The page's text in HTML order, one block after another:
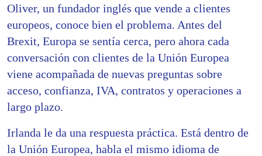
Oliver, un fundador inglés que vende a clientes
europeos, conoce bien el problema. Antes del
Brexit, Europa se sentía cerca, pero ahora cada
conversación con clientes de la Unión Europea
viene acompañada de nuevas preguntas sobre
acceso, confianza, IVA, contratos y operaciones a
largo plazo.
Irlanda le da una respuesta práctica. Está dentro de
la Unión Europea, habla el mismo idioma de